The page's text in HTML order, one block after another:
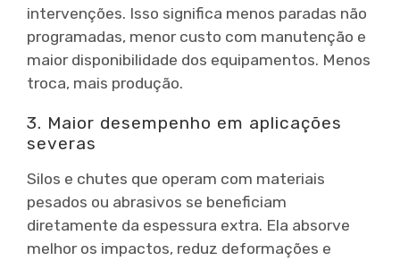
intervenções. Isso significa menos paradas não
programadas, menor custo com manutenção e
maior disponibilidade dos equipamentos. Menos
troca, mais produção.
3. Maior desempenho em aplicações
severas
Silos e chutes que operam com materiais
pesados ou abrasivos se beneficiam
diretamente da espessura extra. Ela absorve
melhor os impactos, reduz deformações e